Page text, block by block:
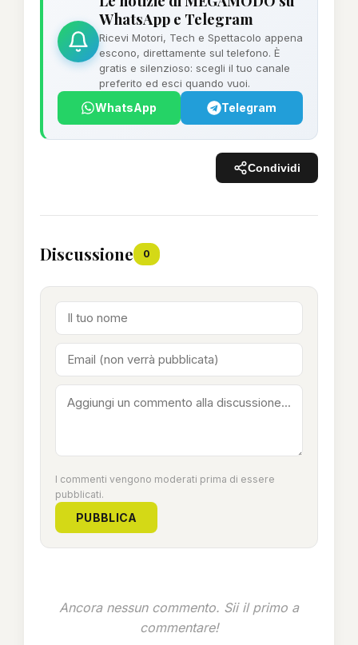
WhatsApp e Telegram
Ricevi Motori, Tech e Spettacolo appena
escono, direttamente sul telefono. È
gratis e silenzioso: scegli il tuo canale
preferito ed esci quando vuoi.
WhatsApp Telegram
Condividi
Discussione 0
I commenti vengono moderati prima di essere
pubblicati.
PUBBLICA
Ancora nessun commento. Sii il primo a
commentare!